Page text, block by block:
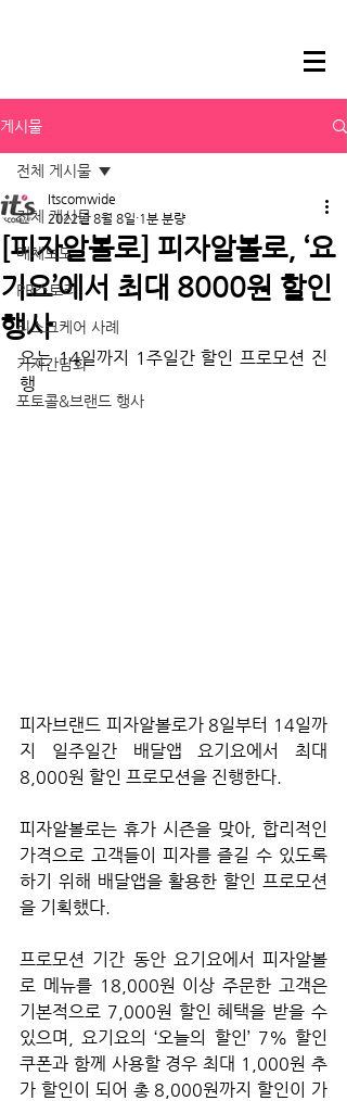
게시물
전체 게시물
매체보도
PR스토리
리스크케어 사례
기자간담회
포토콜&브랜드 행사
전체 게시물
[피자알볼로] 피자알볼로, ‘요
기요’에서 최대 8000원 할인
행사
Itscomwide
2022년 8월 8일 1분 분량
오는 14일까지 1주일간 할인 프로모션 진
행
피자브랜드 피자알볼로가 8일부터 14일까
지 일주일간 배달앱 요기요에서 최대
8,000원 할인 프로모션을 진행한다.
피자알볼로는 휴가 시즌을 맞아, 합리적인
가격으로 고객들이 피자를 즐길 수 있도록
하기 위해 배달앱을 활용한 할인 프로모션
을 기획했다.
프로모션 기간 동안 요기요에서 피자알볼
로 메뉴를 18,000원 이상 주문한 고객은
기본적으로 7,000원 할인 혜택을 받을 수
있으며, 요기요의 ‘오늘의 할인’ 7% 할인
쿠폰과 함께 사용할 경우 최대 1,000원 추
가 할인이 되어 총 8,000원까지 할인이 가